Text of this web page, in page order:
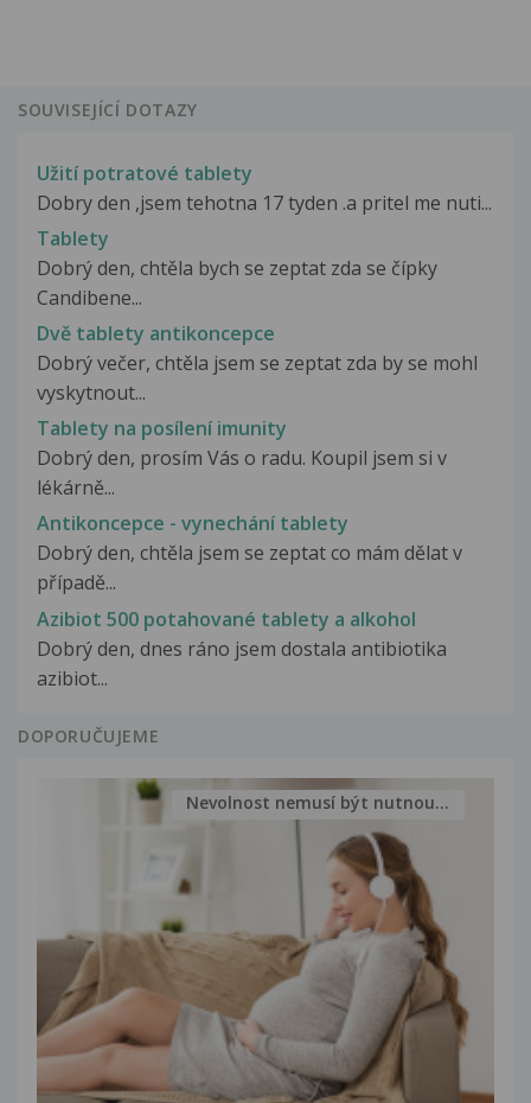
SOUVISEJÍCÍ DOTAZY
Užití potratové tablety
Dobry den ,jsem tehotna 17 tyden .a pritel me nuti...
Tablety
Dobrý den, chtěla bych se zeptat zda se čípky
Candibene...
Dvě tablety antikoncepce
Dobrý večer, chtěla jsem se zeptat zda by se mohl
vyskytnout...
Tablety na posílení imunity
Dobrý den, prosím Vás o radu. Koupil jsem si v
lékárně...
Antikoncepce - vynechání tablety
Dobrý den, chtěla jsem se zeptat co mám dělat v
případě...
Azibiot 500 potahované tablety a alkohol
Dobrý den, dnes ráno jsem dostala antibiotika
azibiot...
DOPORUČUJEME
Nevolnost nemusí být nutnou...